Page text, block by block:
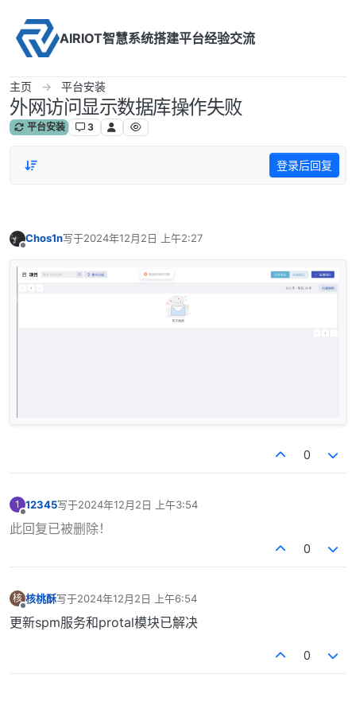
AIRIOT智慧系统搭建平台经验交流
主页 平台安装
外网访问显示数据库操作失败
平台安装 3
登录后回复
Chos1n写于2024年12月2日 上午2:27
最后由 编辑
0
1 12345写于2024年12月2日 上午3:54
最后由 编辑
此回复已被删除！
0
核 核桃酥写于2024年12月2日 上午6:54
最后由 编辑
更新spm服务和protal模块已解决
0